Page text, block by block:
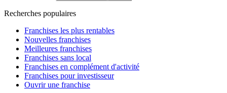
Recherches populaires
Franchises les plus rentables
Nouvelles franchises
Meilleures franchises
Franchises sans local
Franchises en complément d'activité
Franchises pour investisseur
Ouvrir une franchise